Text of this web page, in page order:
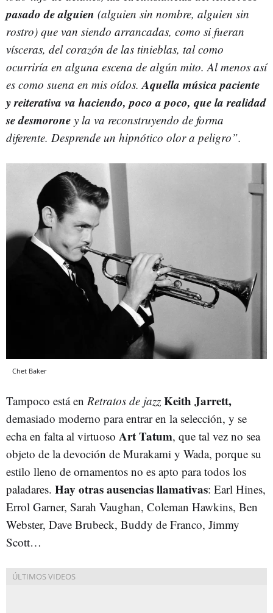
pasado de alguien (alguien sin nombre, alguien sin
rostro) que van siendo arrancadas, como si fueran
vísceras, del corazón de las tinieblas, tal como
ocurriría en alguna escena de algún mito. Al menos así
es como suena en mis oídos.Aquella música paciente
y reiterativa va haciendo, poco a poco, que la realidad
se desmorone y la va reconstruyendo de forma
diferente. Desprende un hipnótico olor a peligro”.
Chet Baker
Tampoco está en Retratos de jazz Keith Jarrett,
demasiado moderno para entrar en la selección, y se
echa en falta al virtuoso Art Tatum, que tal vez no sea
objeto de la devoción de Murakami y Wada, porque su
estilo lleno de ornamentos no es apto para todos los
paladares. Hay otras ausencias llamativas: Earl Hines,
Errol Garner, Sarah Vaughan, Coleman Hawkins, Ben
Webster, Dave Brubeck, Buddy de Franco, Jimmy
Scott…